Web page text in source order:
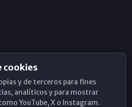
cookies
y de terceros para fines
analíticos y para mostrar
YouTube, X o Instagram.